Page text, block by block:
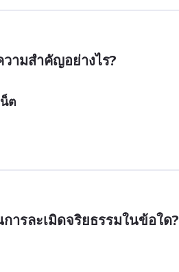
ามสำคัญอย่างไร?
ต
ารละเมิดจริยธรรมในข้อใด?